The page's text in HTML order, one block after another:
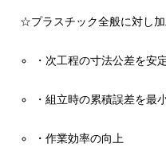
☆プラスチック全般に対し加
・次工程の寸法公差を安
・組立時の累積誤差を最
・作業効率の向上